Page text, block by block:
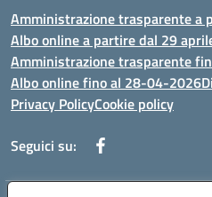
Amministrazione trasparente a
Albo online a partire dal 29
Amministrazione trasparente
Albo online fino al 28-04-2026
Privacy PolicyCookie policy
Seguici su: